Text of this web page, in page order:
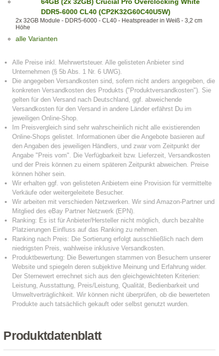
64GB (2x 32GB) Crucial Pro Overclocking White
DDR5-6000 CL40 (CP2K32G60C40U5W)
2x 32GB Module - DDR5-6000 - CL40 - Heatspreader in Weiß - 3,2 cm
Höhe
alle Varianten
Produktdatenblatt